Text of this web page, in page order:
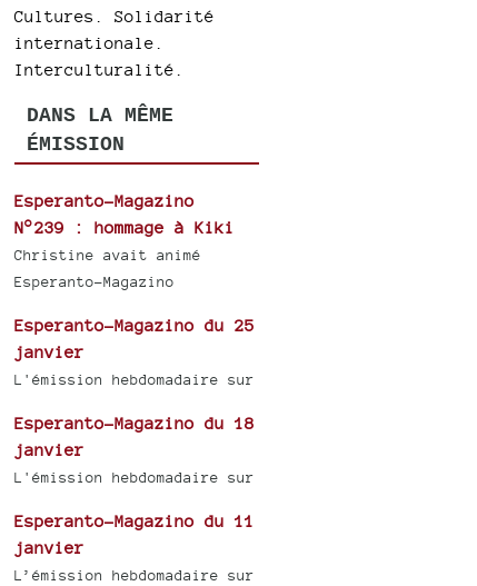
Cultures. Solidarité
internationale.
Interculturalité.
DANS LA MÊME
ÉMISSION
Esperanto-Magazino
N°239 : hommage à Kiki
Christine avait animé
Esperanto-Magazino
Esperanto-Magazino du 25
janvier
L'émission hebdomadaire sur
Esperanto-Magazino du 18
janvier
L'émission hebdomadaire sur
Esperanto-Magazino du 11
janvier
L’émission hebdomadaire sur